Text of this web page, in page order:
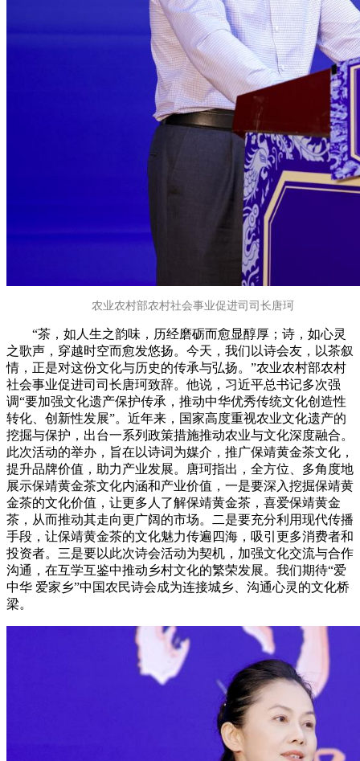
农业农村部农村社会事业促进司司长唐珂
“茶，如人生之韵味，历经磨砺而愈显醇厚；诗，如心灵
之歌声，穿越时空而愈发悠扬。今天，我们以诗会友，以茶叙
情，正是对这份文化与历史的传承与弘扬。”农业农村部农村
社会事业促进司司长唐珂致辞。他说，习近平总书记多次强
调“要加强文化遗产保护传承，推动中华优秀传统文化创造性
转化、创新性发展”。近年来，国家高度重视农业文化遗产的
挖掘与保护，出台一系列政策措施推动农业与文化深度融合。
此次活动的举办，旨在以诗词为媒介，推广保靖黄金茶文化，
提升品牌价值，助力产业发展。唐珂指出，全方位、多角度地
展示保靖黄金茶文化内涵和产业价值，一是要深入挖掘保靖黄
金茶的文化价值，让更多人了解保靖黄金茶，喜爱保靖黄金
茶，从而推动其走向更广阔的市场。二是要充分利用现代传播
手段，让保靖黄金茶的文化魅力传遍四海，吸引更多消费者和
投资者。三是要以此次诗会活动为契机，加强文化交流与合作
沟通，在互学互鉴中推动乡村文化的繁荣发展。我们期待“爱
中华 爱家乡”中国农民诗会成为连接城乡、沟通心灵的文化桥
梁。